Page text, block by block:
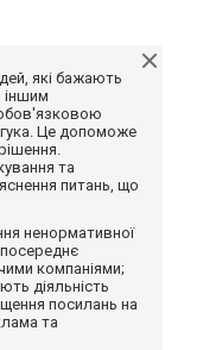
які бажають
іншим
Це допоможе
та
питань, що
ненормативної
компаніями;
діяльність
посилань на
та